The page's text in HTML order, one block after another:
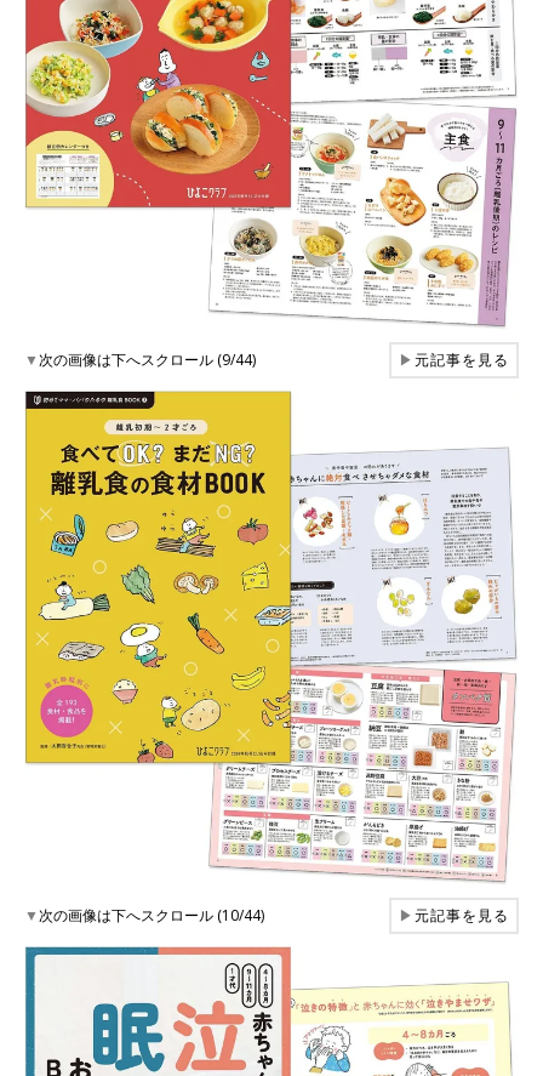
▼次の画像は下へスクロール (9/44) ▶元記事を見る
▼次の画像は下へスクロール (10/44) ▶元記事を見る